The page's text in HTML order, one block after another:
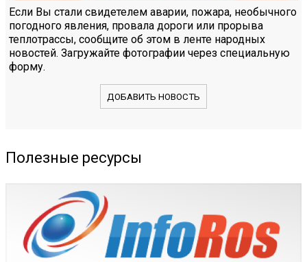
Если Вы стали свидетелем аварии, пожара, необычного
погодного явления, провала дороги или прорыва
теплотрассы, сообщите об этом в ленте народных
новостей. Загружайте фотографии через специальную
форму.
ДОБАВИТЬ НОВОСТЬ
Полезные ресурсы